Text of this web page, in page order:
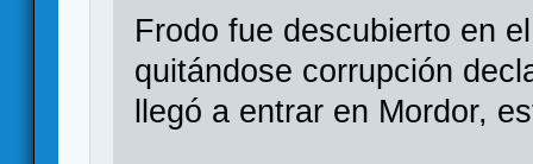
Frodo fue descubierto en
quitándose corrupción
llegó a entrar en Mordor,